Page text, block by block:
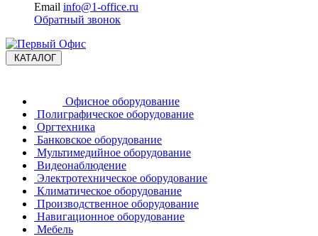
Email info@1-office.ru
Обратный звонок
КАТАЛОГ
Офисное оборудование
Полиграфическое оборудование
Оргтехника
Банковское оборудование
Мультимедийное оборудование
Видеонаблюдение
Электротехническое оборудование
Климатическое оборудование
Производственное оборудование
Навигационное оборудование
Мебель